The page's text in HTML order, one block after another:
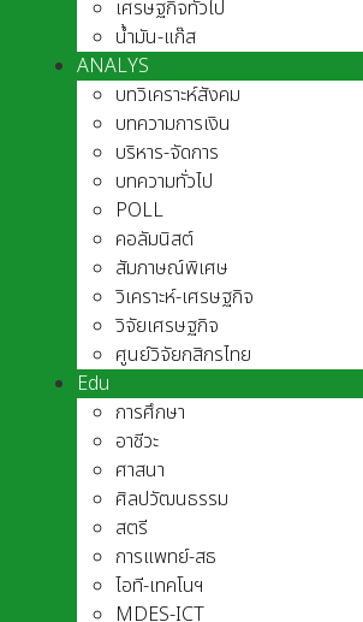
เศรษฐกิจทั่วไป
น้ำมัน-แก๊ส
ANALYS
บทวิเคราะห์สังคม
บทความการเงิน
บริหาร-จัดการ
บทความทั่วไป
POLL
คอลัมนิสต์
สัมภาษณ์พิเศษ
วิเคราะห์-เศรษฐกิจ
วิจัยเศรษฐกิจ
ศูนย์วิจัยกสิกรไทย
Edu
การศึกษา
อาชีวะ
ศาสนา
ศิลปวัฒนธรรม
สตรี
การแพทย์-สธ
ไอที-เทคโนฯ
MDES-ICT